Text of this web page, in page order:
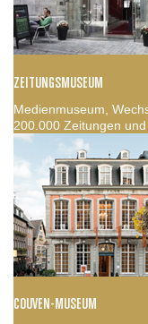
ZEITUNGSMUSEUM
Medienmuseum,
200.000 Zeitungen
COUVEN-MUSEUM